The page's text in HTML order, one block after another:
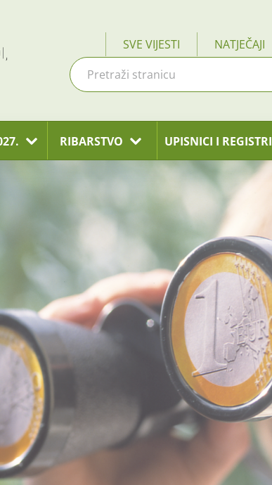
SVE VIJESTI NATJEČAJI
RIBARSTVO UPISNICI I REGISTRI